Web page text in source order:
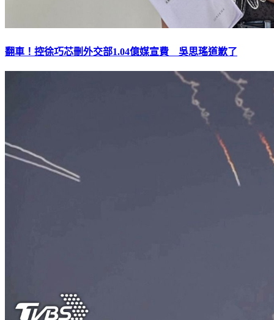
翻車！控徐巧芯刪外交部1.04億媒宣費 吳思瑤道歉了